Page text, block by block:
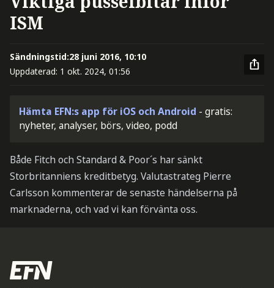
ISM
Sändningstid:28 juni 2016, 10:10
Uppdaterad: 1 okt. 2024, 01:56
Hämta EFN:s app för iOS och Android - gratis:
nyheter, analyser, börs, video, podd
Både Fitch och Standard & Poor´s har sänkt
Storbritanniens kreditbetyg. Valutastrateg Pierre
Carlsson kommenterar de senaste händelserna på
marknaderna, och vad vi kan förvänta oss.